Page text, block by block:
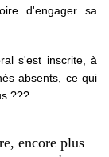
d'engager sa
s'est inscrite, à
absents, ce qui
???